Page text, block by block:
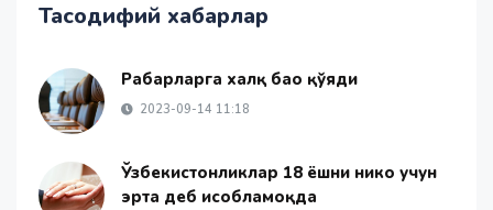
Тасодифий хабарлар
Раҳбарларга халқ баҳо қўяди
2023-09-14 11:18
Ўзбекистонликлар 18 ёшни никоҳ учун
эрта деб ҳисобламоқда